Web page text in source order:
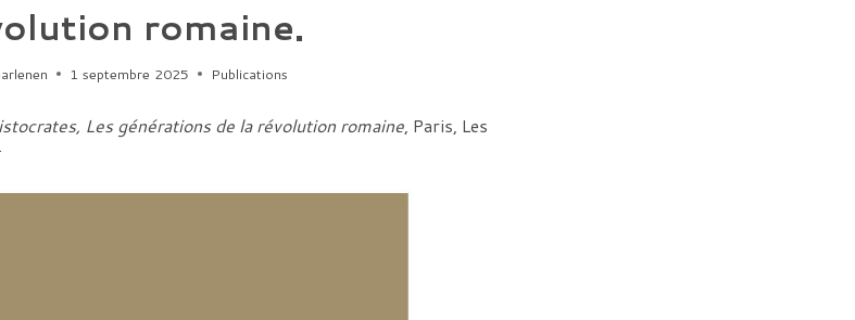
romaine.
1 septembre 2025 Publications
Les générations de la révolution romaine, Paris, Les